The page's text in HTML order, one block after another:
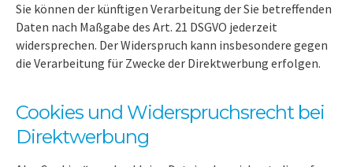
Sie können der künftigen Verarbeitung der Sie betreffenden
Daten nach Maßgabe des Art. 21 DSGVO jederzeit
widersprechen. Der Widerspruch kann insbesondere gegen
die Verarbeitung für Zwecke der Direktwerbung erfolgen.
Cookies und Widerspruchsrecht bei
Direktwerbung